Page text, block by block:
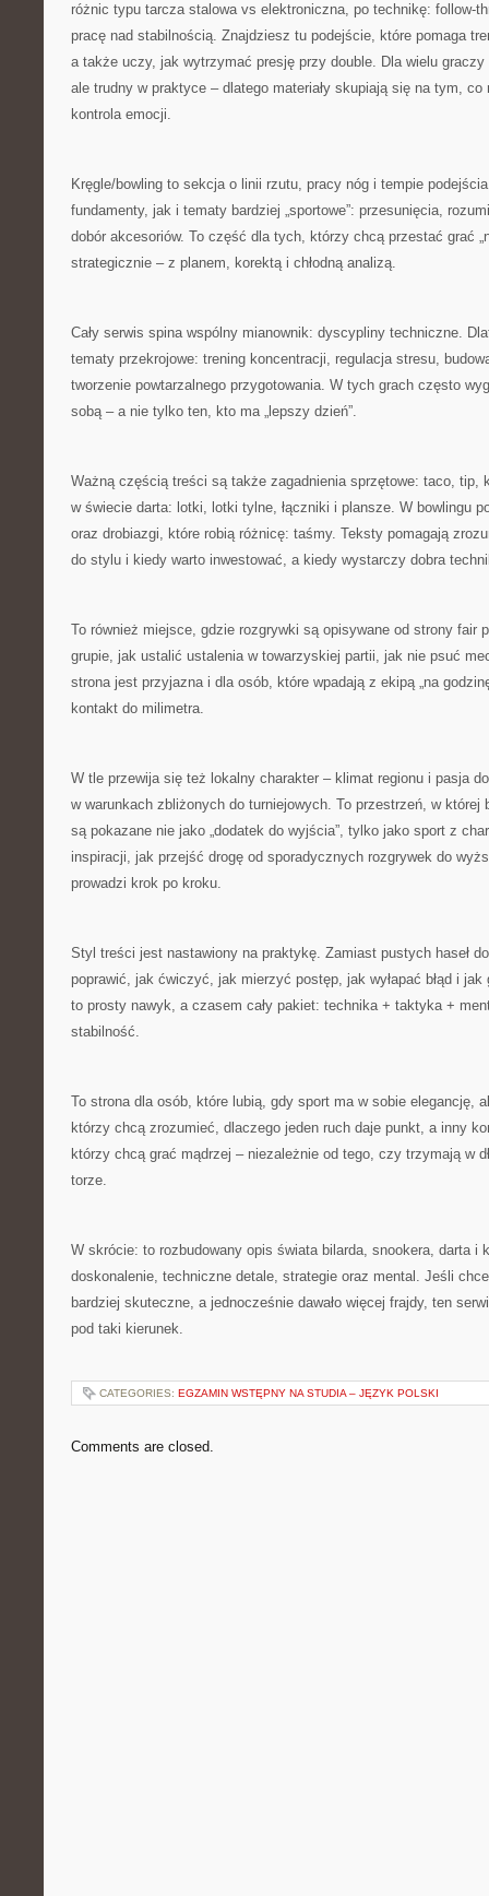
różnic typu tarcza stalowa vs elektroniczna, po technikę: follow-
pracę nad stabilnością. Znajdziesz tu podejście, które pomaga
a także uczy, jak wytrzymać presję przy double. Dla wielu
ale trudny w praktyce – dlatego materiały skupiają się na tym,
kontrola emocji.
Kręgle/bowling to sekcja o linii rzutu, pracy nóg i tempie
fundamenty, jak i tematy bardziej „sportowe”: przesunięcia,
dobór akcesoriów. To część dla tych, którzy chcą przestać grać
strategicznie – z planem, korektą i chłodną analizą.
Cały serwis spina wspólny mianownik: dyscypliny techniczne.
tematy przekrojowe: trening koncentracji, regulacja stresu,
tworzenie powtarzalnego przygotowania. W tych grach często
sobą – a nie tylko ten, kto ma „lepszy dzień”.
Ważną częścią treści są także zagadnienia sprzętowe: taco, tip,
w świecie darta: lotki, lotki tylne, łączniki i plansze. W bowlingu
oraz drobiazgi, które robią różnicę: taśmy. Teksty pomagają
do stylu i kiedy warto inwestować, a kiedy wystarczy dobra
To również miejsce, gdzie rozgrywki są opisywane od strony fair
grupie, jak ustalić ustalenia w towarzyskiej partii, jak nie psuć
strona jest przyjazna i dla osób, które wpadają z ekipą „na
kontakt do milimetra.
W tle przewija się też lokalny charakter – klimat regionu i pasja
w warunkach zbliżonych do turniejowych. To przestrzeń, w której
są pokazane nie jako „dodatek do wyjścia”, tylko jako sport z
inspiracji, jak przejść drogę od sporadycznych rozgrywek do
prowadzi krok po kroku.
Styl treści jest nastawiony na praktykę. Zamiast pustych haseł
poprawić, jak ćwiczyć, jak mierzyć postęp, jak wyłapać błąd i
to prosty nawyk, a czasem cały pakiet: technika + taktyka +
stabilność.
To strona dla osób, które lubią, gdy sport ma w sobie elegancję,
którzy chcą zrozumieć, dlaczego jeden ruch daje punkt, a inny
którzy chcą grać mądrzej – niezależnie od tego, czy trzymają w
torze.
W skrócie: to rozbudowany opis świata bilarda, snookera, darta i
doskonalenie, techniczne detale, strategie oraz mental. Jeśli
bardziej skuteczne, a jednocześnie dawało więcej frajdy, ten
pod taki kierunek.
CATEGORIES: EGZAMIN WSTĘPNY NA STUDIA – JĘZYK POLSKI
Comments are closed.